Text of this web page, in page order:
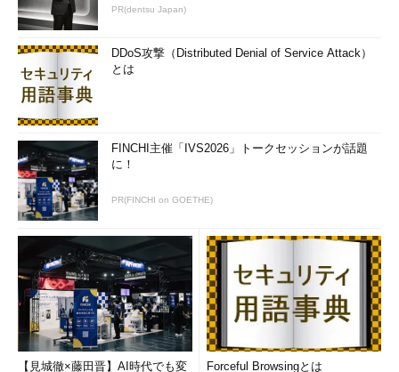
PR(dentsu Japan)
DDoS攻撃（Distributed Denial of Service Attack）
とは
FINCHI主催「IVS2026」トークセッションが話題
に！
PR(FINCHI on GOETHE)
【見城徹×藤田晋】AI時代でも変 Forceful Browsingとは